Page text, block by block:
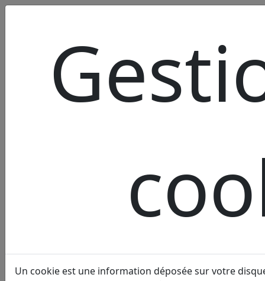
NOS
Un cookie est une information déposée sur votre